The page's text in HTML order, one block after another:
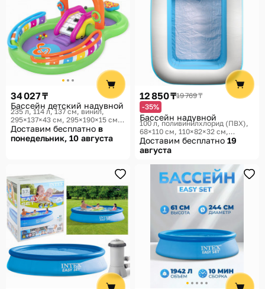
34 027 ₸
Бассейн детский надувной
235 л, 114 л, 137 см, винил,
295×137×43 см, 295×190×15 см
Bestway
Доставим бесплатно в
понедельник, 10 августа
12 850 ₸19 769 ₸
-35%
Бассейн надувной
100 л, поливинилхлорид (ПВХ),
68×110 см, 110×82×32 см
Мультидом Трейдинг
Доставим бесплатно 19
августа